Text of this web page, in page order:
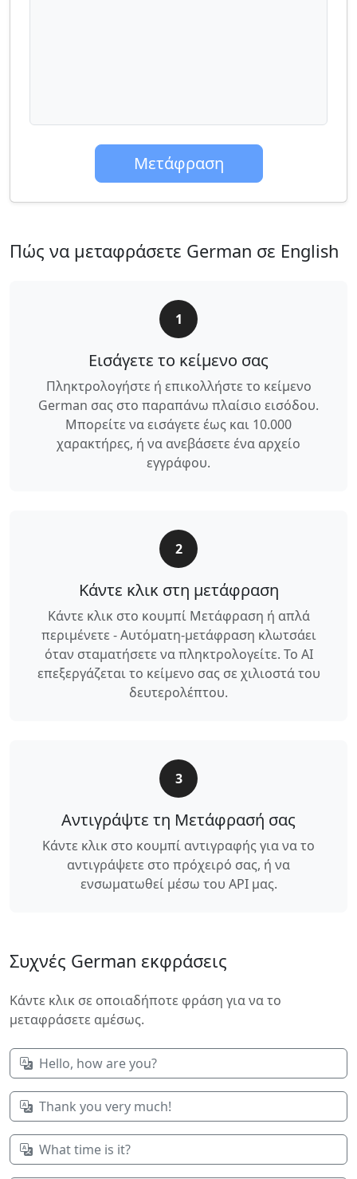
Μετάφραση
Πώς να μεταφράσετε German σε English
1
Εισάγετε το κείμενο σας
Πληκτρολογήστε ή επικολλήστε το κείμενο
German σας στο παραπάνω πλαίσιο εισόδου.
Μπορείτε να εισάγετε έως και 10.000
χαρακτήρες, ή να ανεβάσετε ένα αρχείο
εγγράφου.
2
Κάντε κλικ στη μετάφραση
Κάντε κλικ στο κουμπί Μετάφραση ή απλά
περιμένετε - Αυτόματη-μετάφραση κλωτσάει
όταν σταματήσετε να πληκτρολογείτε. Το AI
επεξεργάζεται το κείμενο σας σε χιλιοστά του
δευτερολέπτου.
3
Αντιγράψτε τη Μετάφρασή σας
Κάντε κλικ στο κουμπί αντιγραφής για να το
αντιγράψετε στο πρόχειρό σας, ή να
ενσωματωθεί μέσω του API μας.
Συχνές German εκφράσεις
Κάντε κλικ σε οποιαδήποτε φράση για να το
μεταφράσετε αμέσως.
Hello, how are you?
Thank you very much!
What time is it?